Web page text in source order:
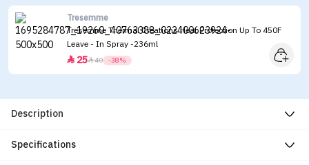
Tresemme
Tresemme Thermal Creations Heat Protection Up To 450F
Leave - In Spray -236ml
 2540 -38%
Description
Specifications